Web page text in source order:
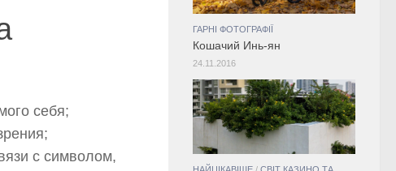
себя;
с символом,
ГАРНІ ФОТОГРАФІЇ
Кошачий Инь-ян
24.11.2016